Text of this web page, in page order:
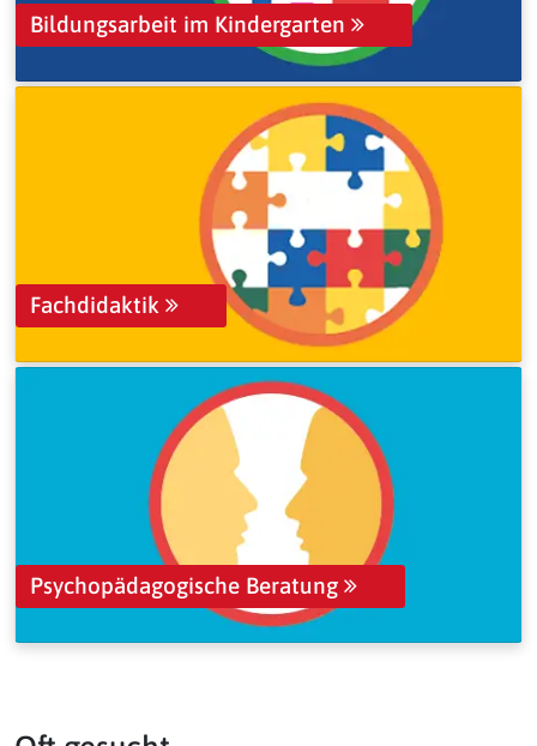
Bildungsarbeit im Kindergarten
Fachdidaktik
Psychopädagogische Beratung